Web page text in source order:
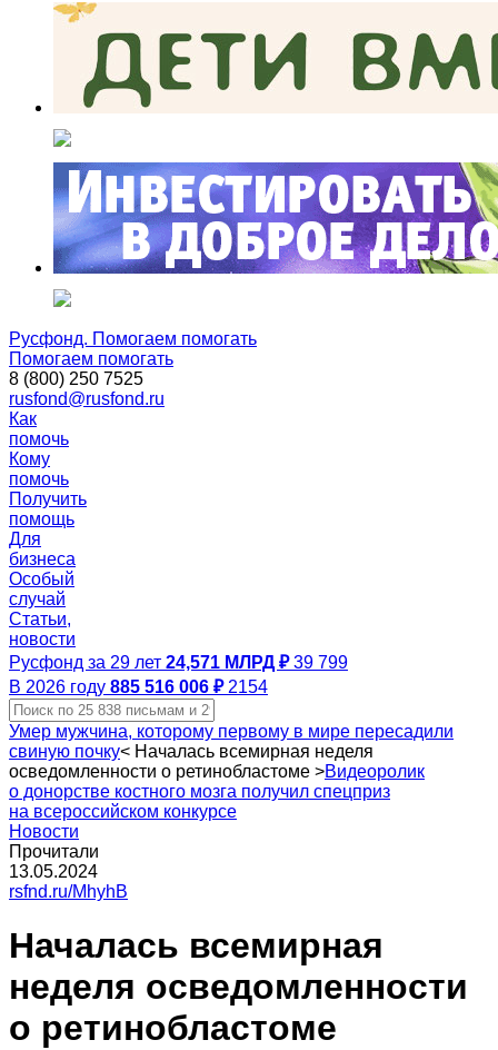
Русфонд. Помогаем помогать
Помогаем помогать
8 (800) 250 7525
rusfond@rusfond.ru
Как
помочь
Кому
помочь
Получить
помощь
Для
бизнеса
Особый
случай
Статьи,
новости
Русфонд за 29 лет 24,571 МЛРД ₽ 39 799
В 2026 году 885 516 006 ₽ 2154
Умер мужчина, которому первому в мире пересадили
свиную почку< Началась всемирная неделя
осведомленности о ретинобластоме >Видеоролик
о донорстве костного мозга получил спецприз
на всероссийском конкурсе
Новости
Прочитали
13.05.2024
rsfnd.ru/MhyhB
Началась всемирная
неделя осведомленности
о ретинобластоме